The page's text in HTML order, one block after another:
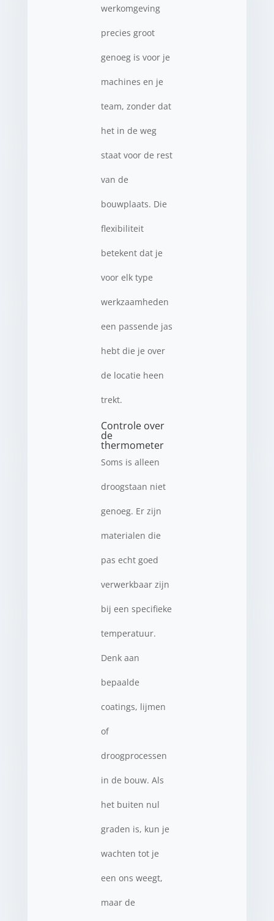
werkomgeving
precies groot
genoeg is voor je
machines en je
team, zonder dat
het in de weg
staat voor de rest
van de
bouwplaats. Die
flexibiliteit
betekent dat je
voor elk type
werkzaamheden
een passende jas
hebt die je over
de locatie heen
trekt.
Controle over
de
thermometer
Soms is alleen
droogstaan niet
genoeg. Er zijn
materialen die
pas echt goed
verwerkbaar zijn
bij een specifieke
temperatuur.
Denk aan
bepaalde
coatings, lijmen
of
droogprocessen
in de bouw. Als
het buiten nul
graden is, kun je
wachten tot je
een ons weegt,
maar de